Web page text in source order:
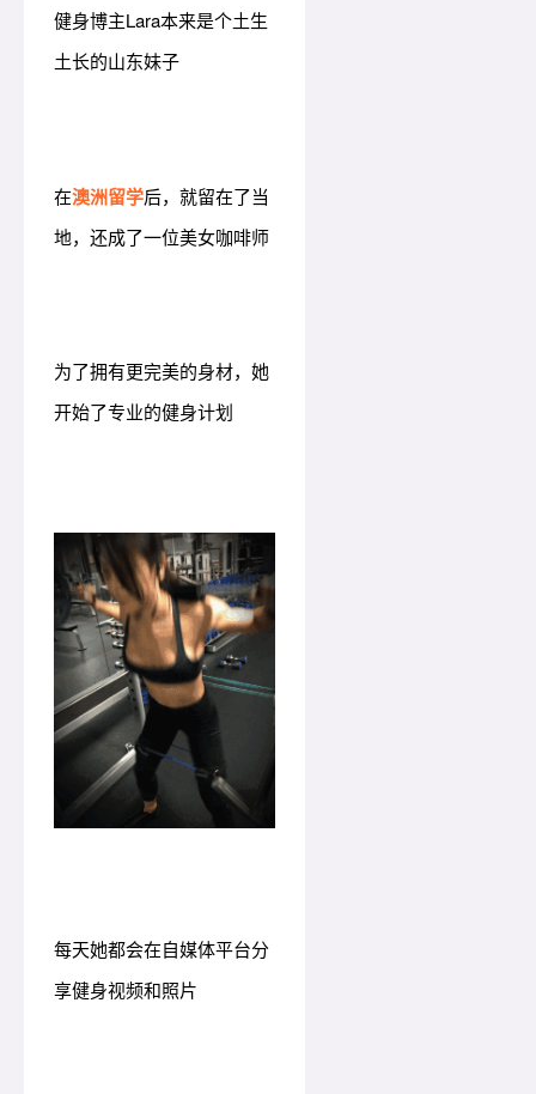
健身博主Lara本来是个土生
土长的山东妹子
在澳洲留学后，就留在了当
地，还成了一位美女咖啡师
为了拥有更完美的身材，她
开始了专业的健身计划
每天她都会在自媒体平台分
享健身视频和照片